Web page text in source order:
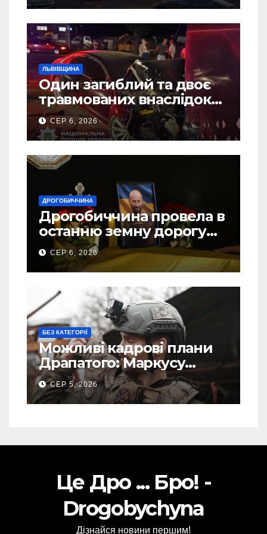
ЛЬВІВЩИНА
Один загиблий та двоє
травмованих внаслідок
ДТП на Самбірщині
СЕР 6, 2026
ДРОГОБИЧЧИНА
Дрогобиччина провела в
останню земну дорогу
свого Захисника – Олега
Торського
СЕР 6, 2026
БЕЗ КАТЕГОРІЇ
Можливі кадрові плани
Драпатого: Маркусу
пророкують важливу
посаду у ЗСУ
СЕР 5, 2026
Це Дро ... Бро! -
Drogobychyna
Дізнайся новини першим!